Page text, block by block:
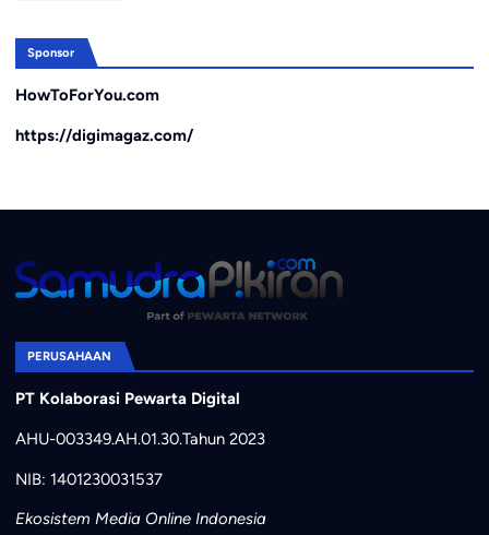
Sponsor
HowToForYou.com
https://digimagaz.com/
PERUSAHAAN
PT Kolaborasi Pewarta Digital
AHU-003349.AH.01.30.Tahun 2023
NIB: 1401230031537
Ekosistem Media Online Indonesia